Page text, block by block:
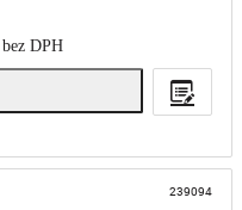
bez DPH
239094